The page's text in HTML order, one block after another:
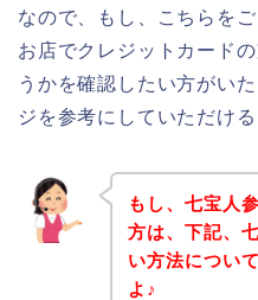
なので、もし、こちらを
お店でクレジットカード
うかを確認したい方がい
ジを参考にしていただける
もし、七宝人
方は、下記、
い方法につい
よ♪